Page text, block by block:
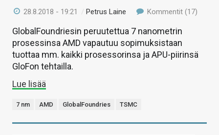
28.8.2018 - 19:21 /Petrus Laine Kommentit (17)
GlobalFoundriesin peruutettua 7 nanometrin
prosessinsa AMD vapautuu sopimuksistaan
tuottaa mm. kaikki prosessorinsa ja APU-piirinsä
GloFon tehtailla.
Lue lisää
7 nm AMD GlobalFoundries TSMC